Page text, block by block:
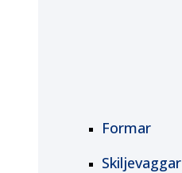
Formar
Skiljevaggar